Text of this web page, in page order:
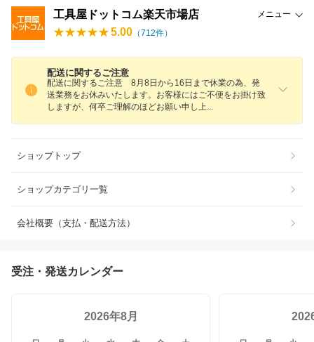
工具屋ドットコム楽天市場店 メニュー
5.00 （712件）
配送に関するご注意
配送に関するご注意 8月8日から16日まで休業の為、発
送業務をお休みいたします。お客様にはご不便をお掛け致
しますが、何卒ご理解のほどお願い申し上
ショップトップ
ショップカテゴリ一覧
会社概要（支払・配送方法）
受注・発送カレンダー
2026年8月